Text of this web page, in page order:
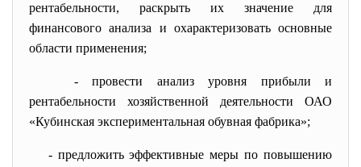
рентабельности, раскрыть их значение для
финансового анализа и охарактеризовать основные
области применения;
- провести анализ уровня прибыли и
рентабельности хозяйственной деятельности ОАО
«Кубинская экспериментальная обувная фабрика»;
- предложить эффективные меры по повышению